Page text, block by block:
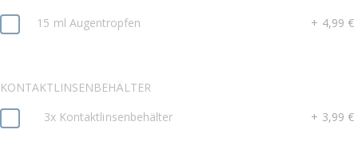
15 ml Augentropfen
+ 4,99 €
KONTAKTLINSENBEHÄLTER
3x Kontaktlinsenbehälter
+ 3,99 €